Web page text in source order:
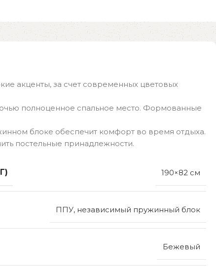
акценты, за счет современных цветовых
полноценное спальное место. Формованные
блоке обеспечит комфорт во время отдыха.
постельные принадлежности.
190×82 см
ППУ, независимый пружинный блок
Бежевый